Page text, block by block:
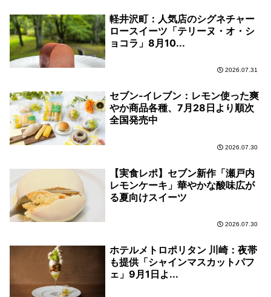
軽井沢町：人気店のシグネチャー
ロースイーツ「テリーヌ・オ・シ
ョコラ」8月10...
2026.07.31
セブン‐イレブン：レモン使った爽
やか商品各種、7月28日より順次
全国発売中
2026.07.30
【実食レポ】セブン新作「瀬戸内
レモンケーキ」華やかな酸味広が
る夏向けスイーツ
2026.07.30
ホテルメトロポリタン 川崎：夜帯
も提供「シャインマスカットパフ
ェ」9月1日よ...